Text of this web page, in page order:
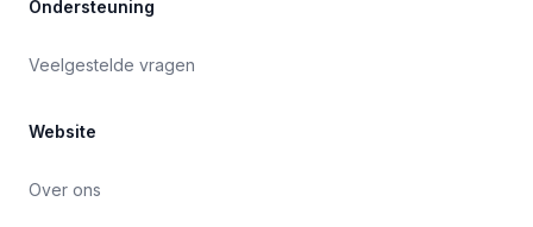
Ondersteuning
Veelgestelde vragen
Website
Over ons